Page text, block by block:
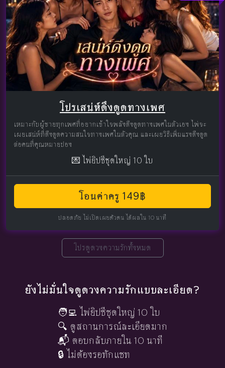
โปรเสน่ห์ดึงดูดทางเพศ
เหมาะกับผู้ชายทุกเพศที่อยากเข้าใจพลังดึงดูดทางเพศในตัวเอง ไพ่จะ
เผยเสน่ห์ที่ดึงดูดความสนใจทางเพศในตัวคุณ และเผยวิธีเพิ่มแรงดึงดูด
ต่อคนที่คุณหมายปอง
💌 ไพ่ยิปซีชุดใหญ่ 10 ใบ
โอนค่าครู 149฿
ปลอดภัย ไม่เปิดเผยตัวตน ได้ผลใน 10 นาที
โปรดูดวงความรักทั้งหมด
ยังไม่มั่นใจดูดวงความรักแบบละเอียด?
🧑‍💻 ไพ่ยิปซีชุดใหญ่ 10 ใบ
🔍 ดูสถานการณ์ละเอียดมาก
📬 ตอบกลับภายใน 10 นาที
🔒 ไม่ต้องรอทักแชท